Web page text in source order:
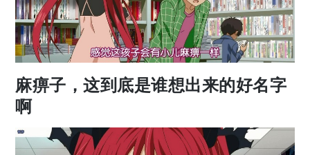
麻痹子，这到底是谁想出来的好名字
啊